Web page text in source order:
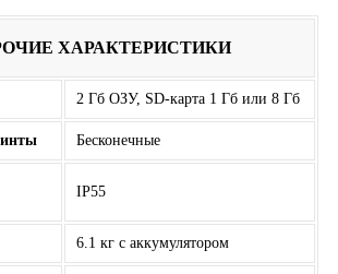
ХАРАКТЕРИСТИКИ
2 Гб ОЗУ, SD-карта 1 Гб или 8 Гб
Бесконечные
IP55
6.1 кг с аккумулятором